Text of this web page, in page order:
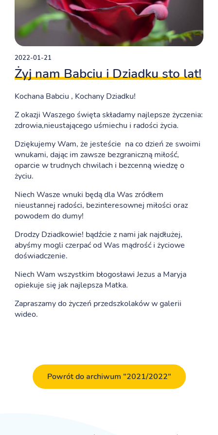
2022-01-21
Żyj nam Babciu i Dziadku sto lat!
Kochana Babciu , Kochany Dziadku!
Z okazji Waszego święta składamy najlepsze życzenia:
zdrowia,nieustającego uśmiechu i radości życia.
Dziękujemy Wam, że jesteście na co dzień ze swoimi
wnukami, dając im zawsze bezgraniczną miłość,
oparcie w trudnych chwilach i bezcenną wiedzę o
życiu.
Niech Wasze wnuki będą dla Was zródłem
nieustannej radości, bezinteresownej miłości oraz
powodem do dumy!
Drodzy Dziadkowie! bądźcie z nami jak najdłużej,
abyśmy mogli czerpać od Was mądrość i życiowe
doświadczenie.
Niech Wam wszystkim błogosławi Jezus a Maryja
opiekuje się jak najlepsza Matka.
Zapraszamy do życzeń przedszkolaków w galerii
wideo.
Powrót do archiwum "2021/2022"